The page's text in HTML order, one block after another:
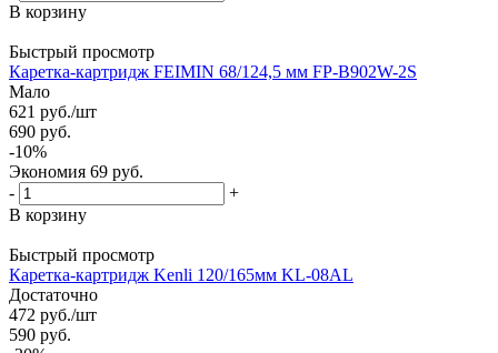
В корзину
Быстрый просмотр
Каретка-картридж FEIMIN 68/124,5 мм FP-B902W-2S
Мало
621 руб./шт
690 руб.
-10%
Экономия 69 руб.
-
+
В корзину
Быстрый просмотр
Каретка-картридж Kenli 120/165мм KL-08AL
Достаточно
472 руб./шт
590 руб.